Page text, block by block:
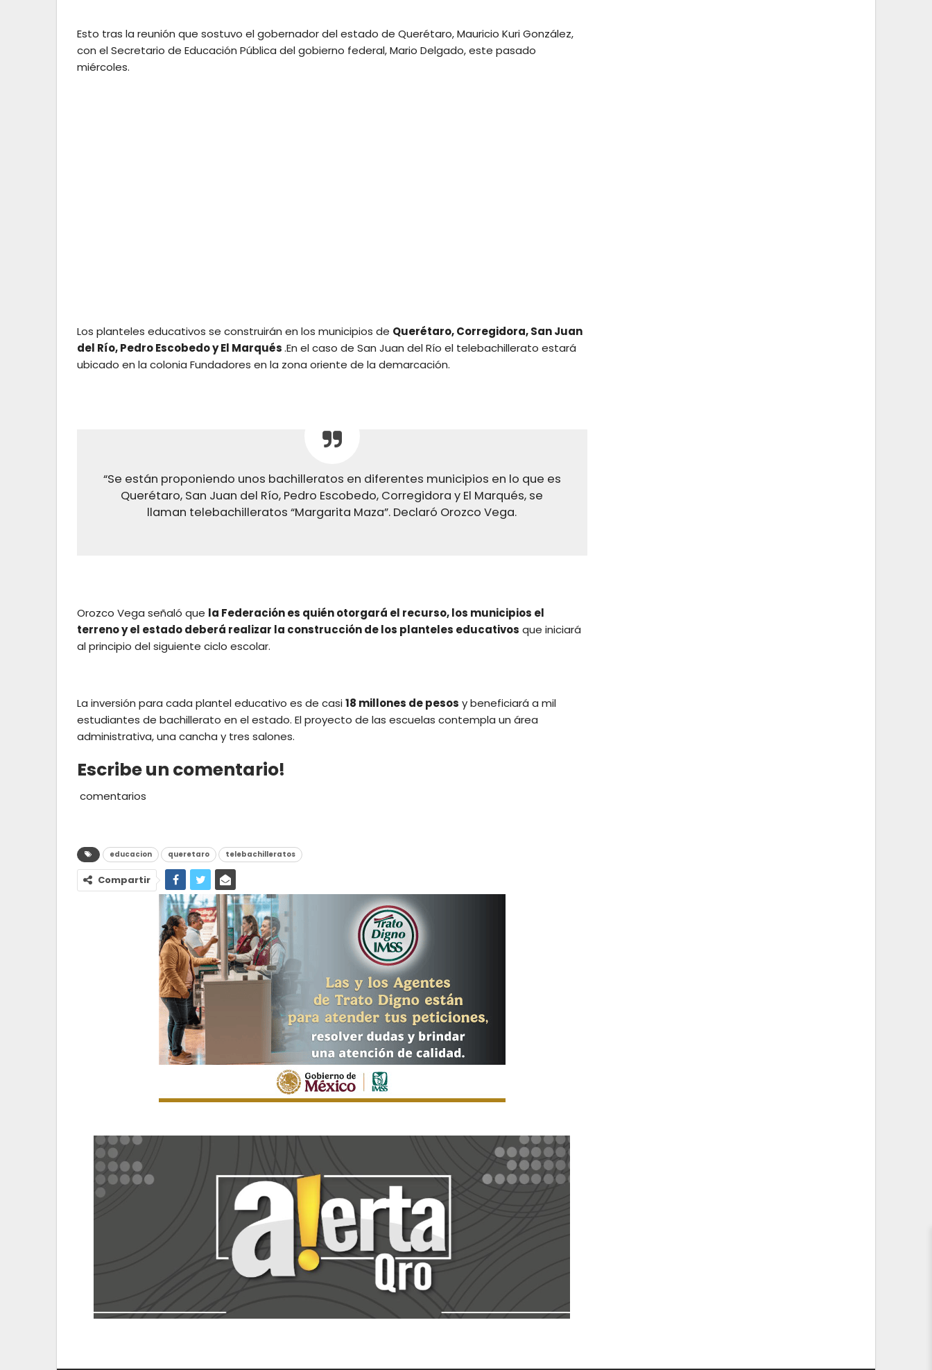
Esto tras la reunión que sostuvo el gobernador del estado de Querétaro, Mauricio Kuri González,
con el Secretario de Educación Pública del gobierno federal, Mario Delgado, este pasado
miércoles.
Los planteles educativos se construirán en los municipios de Querétaro, Corregidora, San Juan
del Río, Pedro Escobedo y El Marqués.En el caso de San Juan del Río el telebachillerato estará
ubicado en la colonia Fundadores en la zona oriente de la demarcación.
“Se están proponiendo unos bachilleratos en diferentes municipios en lo que es
Querétaro, San Juan del Río, Pedro Escobedo, Corregidora y El Marqués, se
llaman telebachilleratos “Margarita Maza”. Declaró Orozco Vega.
Orozco Vega señaló que la Federación es quién otorgará el recurso, los municipios el
terreno y el estado deberá realizar la construcción de los planteles educativos que iniciará
al principio del siguiente ciclo escolar.
La inversión para cada plantel educativo es de casi18 millones de pesos y beneficiará a mil
estudiantes de bachillerato en el estado. El proyecto de las escuelas contempla un área
administrativa, una cancha y tres salones.
Escribe un comentario!
comentarios
educacion queretaro telebachilleratos
Compartir